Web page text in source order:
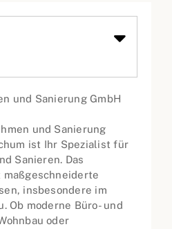
und Sanierung GmbH
und Sanierung
ist Ihr Spezialist für
Sanieren. Das
insbesondere im
Ob moderne Büro- und
oder